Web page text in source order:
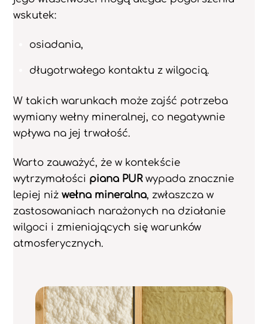
wskutek:
osiadania,
długotrwałego kontaktu z wilgocią.
W takich warunkach może zajść potrzeba
wymiany wełny mineralnej, co negatywnie
wpływa na jej trwałość.
Warto zauważyć, że w kontekście
wytrzymałości piana PURwypada znacznie
lepiej niżwełna mineralna, zwłaszcza w
zastosowaniach narażonych na działanie
wilgoci i zmieniających się warunków
atmosferycznych.